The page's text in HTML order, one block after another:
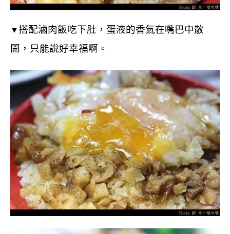
▼ 搭配滷肉飯吃下肚，蛋液的香氣在嘴巴中散
開，只能說好幸福啊。